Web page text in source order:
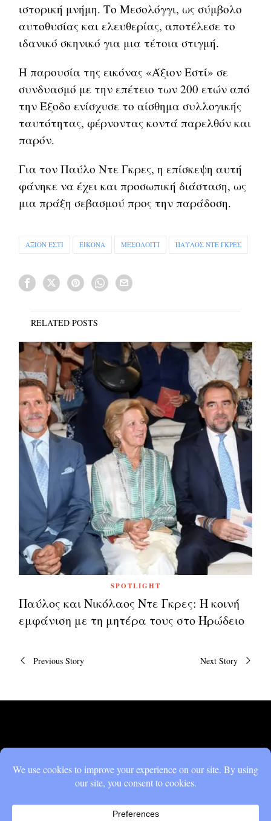
ιστορική μνήμη. Το Μεσολόγγι, ως σύμβολο
αυτοθυσίας και ελευθερίας, αποτέλεσε το
ιδανικό σκηνικό για μια τέτοια στιγμή.
Η παρουσία της εικόνας «Άξιον Εστί» σε
συνδυασμό με την επέτειο των 200 ετών από
την Έξοδο ενίσχυσε το αίσθημα συλλογικής
ταυτότητας, φέρνοντας κοντά παρελθόν και
παρόν.
Για τον Παύλο Ντε Γκρες, η επίσκεψη αυτή
φάνηκε να έχει και προσωπική διάσταση, ως
μια πράξη σεβασμού προς την παράδοση.
ΑΞΙΟΝ ΕΣΤΙ ΕΙΚΟΝΑ ΜΕΣΟΛΟΓΓΙ ΠΑΥΛΟΣ ΝΤΕ ΓΚΡΕΣ
RELATED POSTS
SPOTLIGHT
Παύλος και Νικόλαος Ντε Γκρες: Η κοινή
εμφάνιση με τη μητέρα τους στο Ηρώδειο
Πλοήγηση
Previous Story Next Story
Παύλος και Νικόλαος
Ντε Γκρες: Η κοινή
τους στο Ηρώδειο